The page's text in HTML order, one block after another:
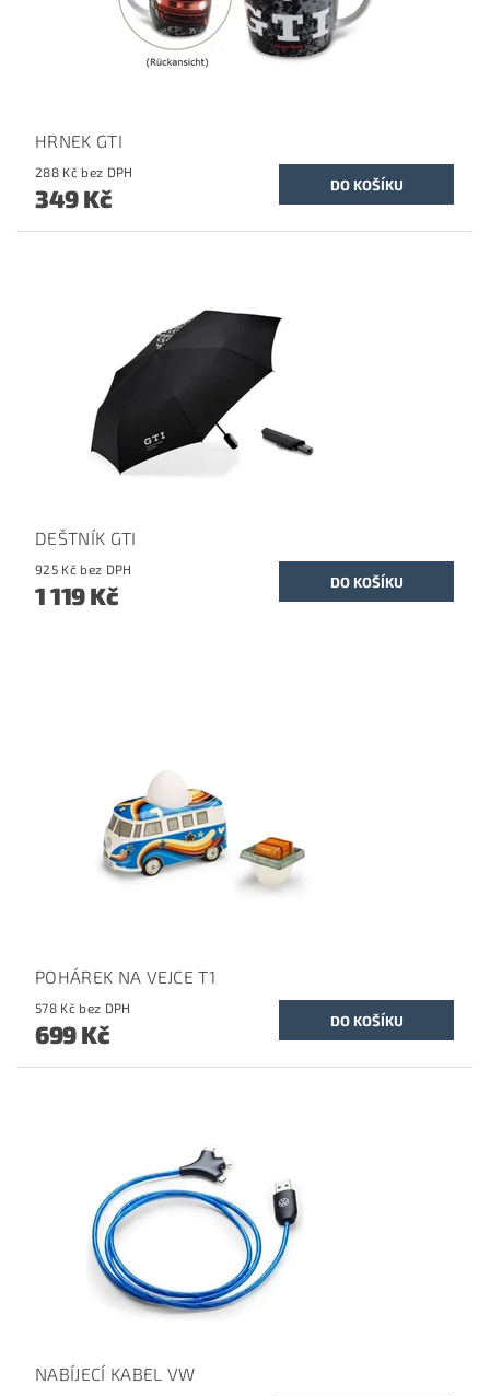
HRNEK GTI
288 Kč bez DPH
349 Kč
DEŠTNÍK GTI
925 Kč bez DPH
1 119 Kč
POHÁREK NA VEJCE T1
578 Kč bez DPH
699 Kč
NABÍJECÍ KABEL VW